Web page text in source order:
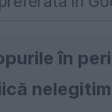
în